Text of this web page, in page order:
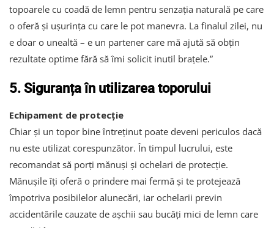
topoarele cu coadă de lemn pentru senzația naturală pe care
o oferă și ușurința cu care le pot manevra. La finalul zilei, nu
e doar o unealtă – e un partener care mă ajută să obțin
rezultate optime fără să îmi solicit inutil brațele.”
5. Siguranța în utilizarea toporului
Echipament de protecție
Chiar și un topor bine întreținut poate deveni periculos dacă
nu este utilizat corespunzător. În timpul lucrului, este
recomandat să porți mănuși și ochelari de protecție.
Mănușile îți oferă o prindere mai fermă și te protejează
împotriva posibilelor alunecări, iar ochelarii previn
accidentările cauzate de așchii sau bucăți mici de lemn care